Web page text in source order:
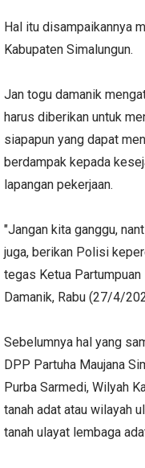
Hal itu disampaikannya
Kabupaten Simalungun.
Jan togu damanik
harus diberikan untuk
siapapun yang dapat
berdampak kepada
lapangan pekerjaan.
"Jangan kita ganggu,
juga, berikan Polisi
tegas Ketua
Damanik, Rabu (27/4/
Sebelumnya hal yang
DPP Partuha Maujana
Purba Sarmedi, Wilyah
tanah adat atau wilayah
tanah ulayat lembaga